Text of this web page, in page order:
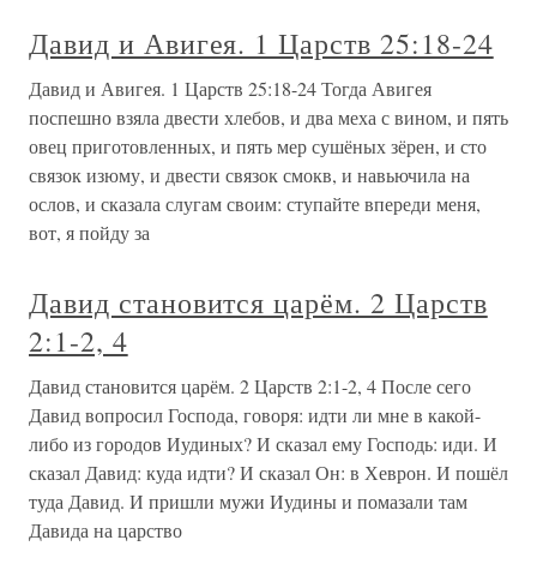
Давид и Авигея. 1 Царств 25:18-24
Давид и Авигея. 1 Царств 25:18-24 Тогда Авигея
поспешно взяла двести хлебов, и два меха с вином, и пять
овец приготовленных, и пять мер сушёных зёрен, и сто
связок изюму, и двести связок смокв, и навьючила на
ослов, и сказала слугам своим: ступайте впереди меня,
вот, я пойду за
Давид становится царём. 2 Царств
2:1-2, 4
Давид становится царём. 2 Царств 2:1-2, 4 После сего
Давид вопросил Господа, говоря: идти ли мне в какой-
либо из городов Иудиных? И сказал ему Господь: иди. И
сказал Давид: куда идти? И сказал Он: в Хеврон. И пошёл
туда Давид. И пришли мужи Иудины и помазали там
Давида на царство